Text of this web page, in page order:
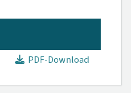
PDF-Download